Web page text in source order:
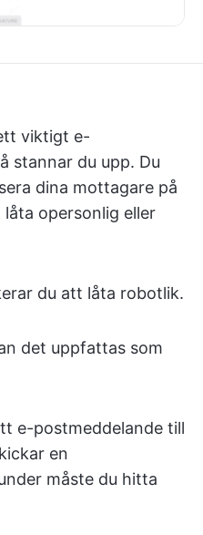
viktigt e-
stannar du upp. Du
dina mottagare på
opersonlig eller
du att låta robotlik.
det uppfattas som
e-postmeddelande till
en
måste du hitta